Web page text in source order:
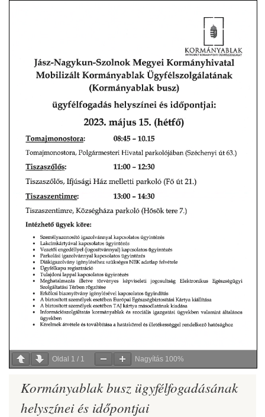
Oldal 1 / 1 Nagyítás 100%
Kormányablak busz ügyfélfogadásának
helyszínei és időpontjai